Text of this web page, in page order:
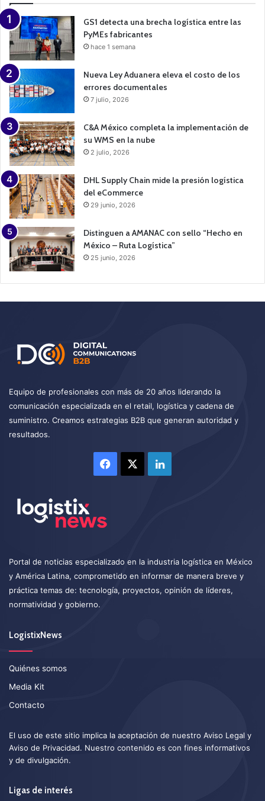
n
GS1 detecta una brecha logística entre las
PyMEs fabricantes
hace 1 semana
Nueva Ley Aduanera eleva el costo de los
errores documentales
7 julio, 2026
C&A México completa la implementación de
su WMS en la nube
2 julio, 2026
DHL Supply Chain mide la presión logística
del eCommerce
29 junio, 2026
Distinguen a AMANAC con sello “Hecho en
México – Ruta Logística”
25 junio, 2026
Equipo de profesionales con más de 20 años liderando la
comunicación especializada en el retail, logística y cadena de
suministro. Creamos estrategias B2B que generan autoridad y
resultados.
Facebook LinkedIn
Portal de noticias especializado en la industria logística en México
y América Latina, comprometido en informar de manera breve y
práctica temas de: tecnología, proyectos, opinión de líderes,
normatividad y gobierno.
LogistixNews
Quiénes somos
Media Kit
Contacto
El uso de este sitio implica la aceptación de nuestro Aviso Legal y
Aviso de Privacidad. Nuestro contenido es con fines informativos
y de divulgación.
Ligas de interés